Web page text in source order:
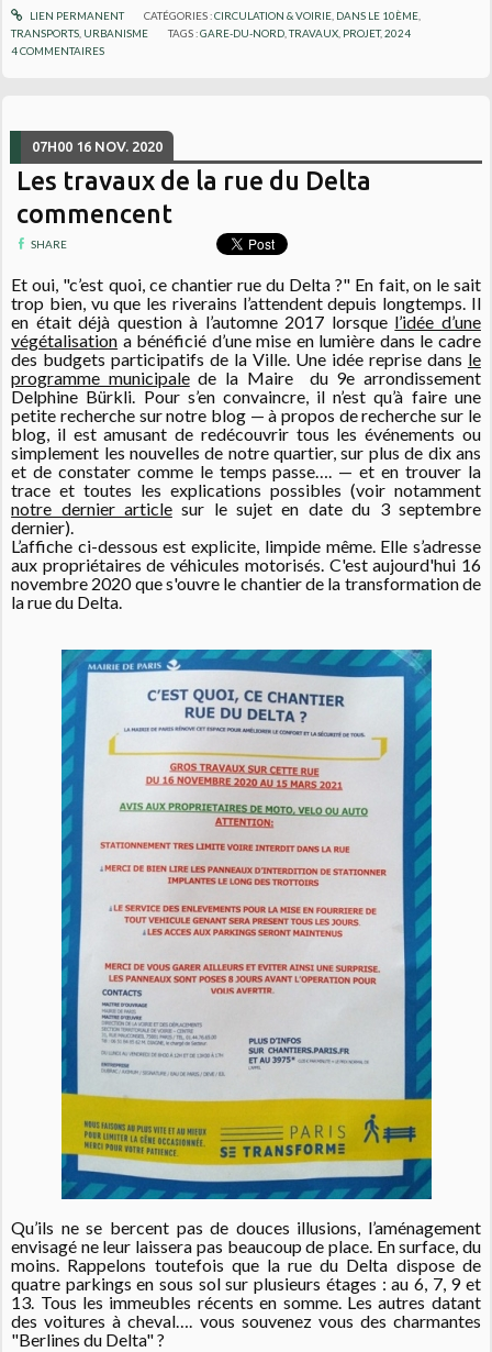
LIEN PERMANENT CATÉGORIES :CIRCULATION & VOIRIE, DANS LE 10ÈME,
TRANSPORTS URBANISME TAGS :GARE-DU-NORD ,TRAVAUX PROJET,2024
4COMMENTAIRES
07H00 16 NOV. 2020
Les travaux de la rue du Delta
commencent
SHARE
Et oui, "c’est quoi, ce chantier rue du Delta ?" En fait, on le sait
trop bien, vu que les riverains l’attendent depuis longtemps. Il
en était déjà question à l’automne 2017 lorsque l’idée d’une
végétalisation a bénéficié d’une mise en lumière dans le cadre
des budgets participatifs de la Ville. Une idée reprise dans le
programme municipalede la Maire du 9e arrondissement
Delphine Bürkli. Pour s’en convaincre, il n’est qu’à faire une
petite recherche sur notre blog — à propos de recherche sur le
blog, il est amusant de redécouvrir tous les événements ou
simplement les nouvelles de notre quartier, sur plus de dix ans
et de constater comme le temps passe…. — et en trouver la
trace et toutes les explications possibles (voir notamment
notre dernier articlesur le sujet en date du 3 septembre
dernier).
L’affiche ci-dessous est explicite, limpide même. Elle s’adresse
aux propriétaires de véhicules motorisés. C'est aujourd'hui 16
novembre 2020 que s'ouvre le chantier de la transformation de
la rue du Delta.
Qu’ils ne se bercent pas de douces illusions, l’aménagement
envisagé ne leur laissera pas beaucoup de place. En surface, du
moins. Rappelons toutefois que la rue du Delta dispose de
quatre parkings en sous sol sur plusieurs étages : au 6, 7, 9 et
13. Tous les immeubles récents en somme. Les autres datant
des voitures à cheval…. vous souvenez vous des charmantes
"Berlines du Delta" ?